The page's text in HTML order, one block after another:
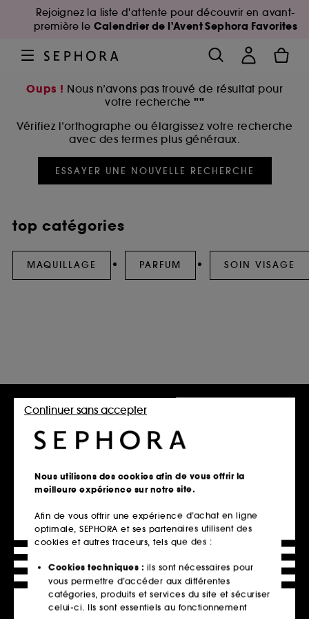
Rejoignez la liste d'attente pour découvrir en avant-
première le Calendrier de l'Avent Sephora Favorites
Oups ! Nous n’avons pas trouvé de résultat pour
votre recherche ""
Vérifiez l’orthographe ou élargissez votre recherche
avec des termes plus généraux.
ESSAYER UNE NOUVELLE RECHERCHE
top catégories
MAQUILLAGE PARFUM SOIN VISAGE
Retrait en magasin
Nous utilisons des cookies afin de vous offrir la
meilleure expérience sur notre site.
Afin de vous offrir une expérience d’achat en ligne
optimale, SEPHORA et ses partenaires utilisent des
cookies et autres traceurs, tels que des :
Cookies techniques : ils sont nécessaires pour
vous permettre d’accéder aux différentes
catégories, produits et services du site et sécuriser
celui-ci. Ils sont essentiels au fonctionnement
Continuer sans accepter